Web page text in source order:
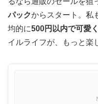
パックからスタート。私
均的に500円以内で可愛く
イルライフが、もっと楽